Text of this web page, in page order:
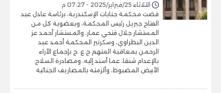
الثلاثاء 25/فبراير/2025 - 07:27 م
قضت محكمة جنايات الإسكندرية، برئاسة عادل عبد
الفتاح جبريل رئيس المحكمة، وبعضوية كل من
المستشار جلال فتحي عمار، والمستشار أحمد عز
الدين البطراوي، وسكرتير المحكمة أحمد عبد
الرحمن بمعاقبة المتهم ح.ع .ح بإجماع الآراء
بالإعدام شنقا، عما أسند إليه، ومصادرة السلاح
الأبيض المضبوط، وألزمته بالمصاريف الجنائية